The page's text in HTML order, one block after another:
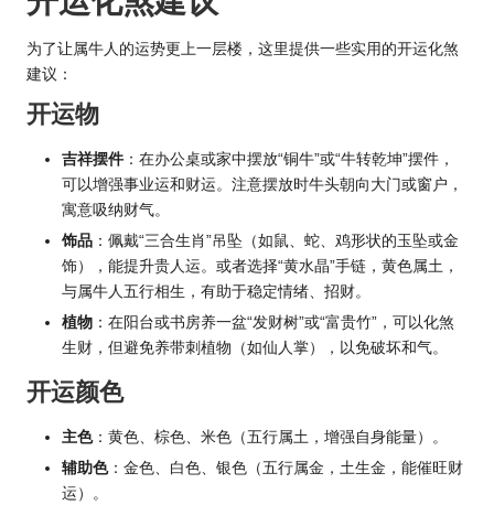
为了让属牛人的运势更上一层楼，这里提供一些实用的开运化煞
建议：
开运物
吉祥摆件 ：在办公桌或家中摆放“铜牛”或“牛转乾坤”摆件，
可以增强事业运和财运。注意摆放时牛头朝向大门或窗户，
寓意吸纳财气。
饰品 ：佩戴“三合生肖”吊坠（如鼠、蛇、鸡形状的玉坠或金
饰），能提升贵人运。或者选择“黄水晶”手链，黄色属土，
与属牛人五行相生，有助于稳定情绪、招财。
植物 ：在阳台或书房养一盆“发财树”或“富贵竹”，可以化煞
生财，但避免养带刺植物（如仙人掌），以免破坏和气。
开运颜色
主色：黄色、棕色、米色（五行属土，增强自身能量）。
辅助色：金色、白色、银色（五行属金，土生金，能催旺财
运）。